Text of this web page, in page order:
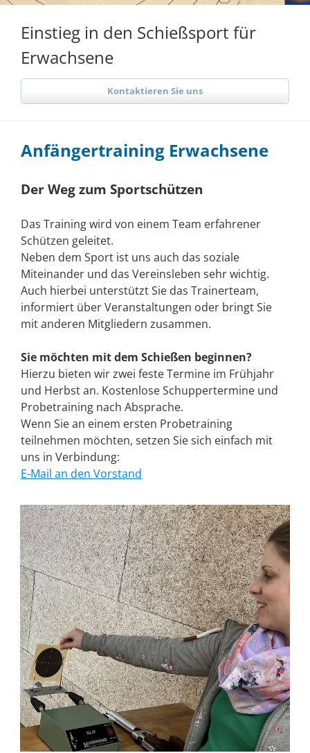
Einstieg in den Schießsport für
Erwachsene
Kontaktieren Sie uns
Anfängertraining Erwachsene
Der Weg zum Sportschützen
Das Training wird von einem Team erfahrener
Schützen geleitet.
Neben dem Sport ist uns auch das soziale
Miteinander und das Vereinsleben sehr wichtig.
Auch hierbei unterstützt Sie das Trainerteam,
informiert über Veranstaltungen oder bringt Sie
mit anderen Mitgliedern zusammen.
Sie möchten mit dem Schießen beginnen?
Hierzu bieten wir zwei feste Termine im Frühjahr
und Herbst an. Kostenlose Schuppertermine und
Probetraining nach Absprache.
Wenn Sie an einem ersten Probetraining
teilnehmen möchten, setzen Sie sich einfach mit
uns in Verbindung:
E-Mail an den Vorstand